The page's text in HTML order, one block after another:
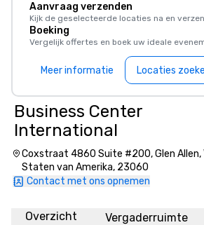
Aanvraag verzenden
Kijk de geselecteerde locaties na en
Boeking
Vergelijk offertes en boek uw ideale
Meer informatie Locaties
Business Center
International
Coxstraat 4860 Suite #200, Glen Allen,
Staten van Amerika, 23060
Contact met ons opnemen
Overzicht Vergaderruimte